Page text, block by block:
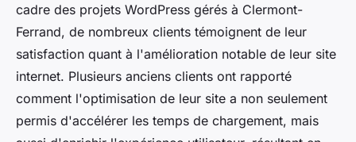
cadre des projets WordPress gérés à Clermont-
Ferrand, de nombreux clients témoignent de leur
satisfaction quant à l'amélioration notable de leur site
internet. Plusieurs anciens clients ont rapporté
comment l'optimisation de leur site a non seulement
permis d'accélérer les temps de chargement, mais